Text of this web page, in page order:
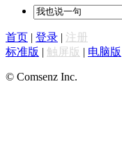
首页 | 登录 | 注册
标准版 | 触屏版 | 电脑版
© Comsenz Inc.